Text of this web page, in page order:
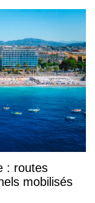
: routes
mobilisés